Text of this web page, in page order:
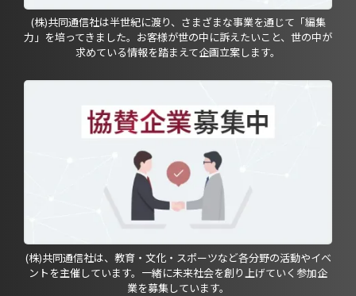
(株)共同通信社は半世紀に渡り、さまざまな事業を通じて「編集
力」を培ってきました。お客様が世の中に訴えたいこと、世の中が
求めている情報を踏まえて企画立案します。
(株)共同通信社は、教育・文化・スポーツなど各分野の活動やイベ
ントを主催しています。一緒に未来社会を創り上げていく参加企
業を募集しています。